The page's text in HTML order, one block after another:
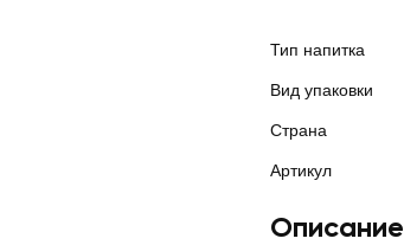
Тип напитка
Вид упаковки
Страна
Артикул
Описание